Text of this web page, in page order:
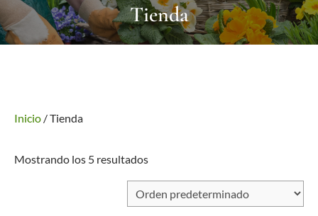
Tienda
Inicio / Tienda
Mostrando los 5 resultados